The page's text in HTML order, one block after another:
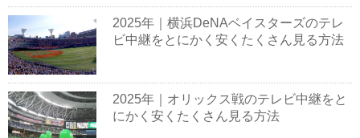
2025年｜横浜DeNAベイスターズのテレ
ビ中継をとにかく安くたくさん見る方法
2025年｜オリックス戦のテレビ中継をと
にかく安くたくさん見る方法